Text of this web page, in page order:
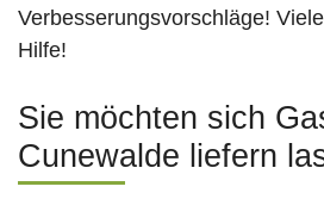
Verbesserungsvorschläge!
Hilfe!
Sie möchten sich
Cunewalde liefern